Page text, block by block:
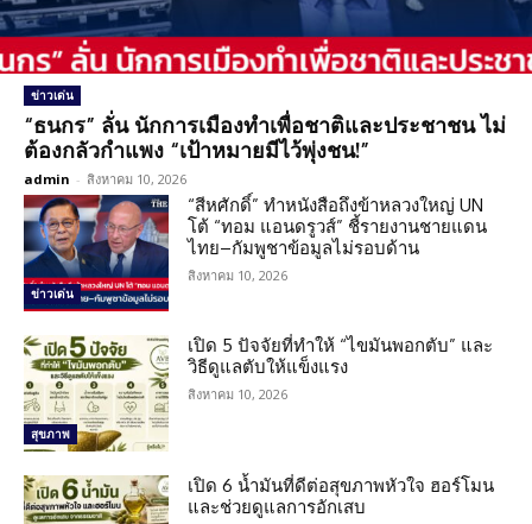
ข่าวเด่น
“ธนกร” ลั่น นักการเมืองทำเพื่อชาติและประชาชน ไม่
ต้องกลัวกำแพง “เป้าหมายมีไว้พุ่งชน!”
admin - สิงหาคม 10, 2026
ข่าวเด่น
“สีหศักดิ์” ทำหนังสือถึงข้าหลวงใหญ่ UN
โต้ “ทอม แอนดรูวส์” ชี้รายงานชายแดน
ไทย–กัมพูชาข้อมูลไม่รอบด้าน
สิงหาคม 10, 2026
สุขภาพ
เปิด 5 ปัจจัยที่ทำให้ “ไขมันพอกตับ” และ
วิธีดูแลตับให้แข็งแรง
สิงหาคม 10, 2026
เปิด 6 น้ำมันที่ดีต่อสุขภาพหัวใจ ฮอร์โมน
และช่วยดูแลการอักเสบ